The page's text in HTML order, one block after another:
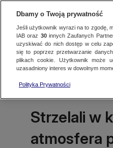
Oglądaj TVN24Najnowsze
Strzelali w
atmosfera
Dbamy o Twoją prywatność
Jeśli użytkownik wyrazi na to zgodę,
IAB oraz 30innych Zaufanych
uzyskiwać do nich dostęp w celu
się to poprzez przetwarzanie
plikach cookie. Użytkownik może
uzasadniony interes w dowolnym
Polityka Prywatności